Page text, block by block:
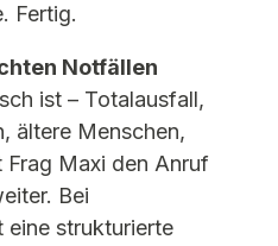
Fertig.
Notfällen
ist – Totalausfall,
ältere Menschen,
Frag Maxi den Anruf
Bei
eine strukturierte